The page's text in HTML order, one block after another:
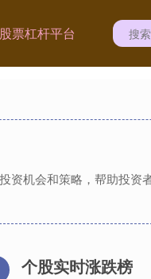
票杠杆平台
资机会和策略，帮助投资
个股实时涨跌榜